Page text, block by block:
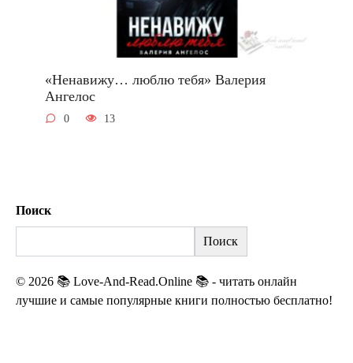
«Ненавижу… люблю тебя» Валерия
Ангелос
0 13
Поиск
Поиск
© 2026 📚 Love-And-Read.Online 📚 - читать онлайн
лучшие и самые популярные книги полностью бесплатно!